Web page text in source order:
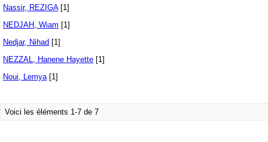
Nassir, REZIGA[1]
NEDJAH, Wiam [1]
Nedjar, Nihad [1]
NEZZAL, Hanene Hayette [1]
Noui, Lemya[1]
Voici les éléments 1-7 de 7